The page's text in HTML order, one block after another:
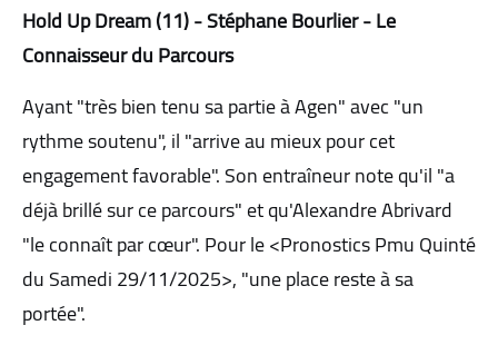
Hold Up Dream (11) - Stéphane Bourlier - Le
Connaisseur du Parcours
Ayant "très bien tenu sa partie à Agen" avec "un
rythme soutenu", il "arrive au mieux pour cet
engagement favorable". Son entraîneur note qu'il "a
déjà brillé sur ce parcours" et qu'Alexandre Abrivard
"le connaît par cœur". Pour le <Pronostics Pmu Quinté
du Samedi 29/11/2025>, "une place reste à sa
portée".